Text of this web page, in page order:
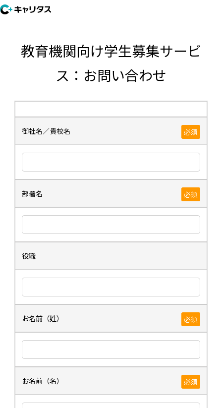
教育機関向け学生募集サービ
ス：お問い合わせ
御社名／貴校名 必須
部署名 必須
役職
お名前（姓） 必須
お名前（名） 必須